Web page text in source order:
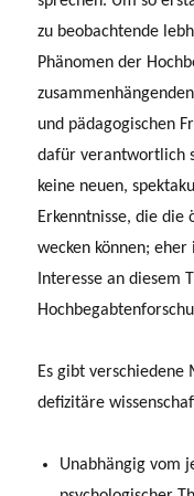
zu beobachtende
Phänomen der
und pädagogischen
dafür verantwortlich
keine neuen,
Erkenntnisse, die
wecken können;
Interesse an diesem
Es gibt
defizitäre
Unabhängig vom